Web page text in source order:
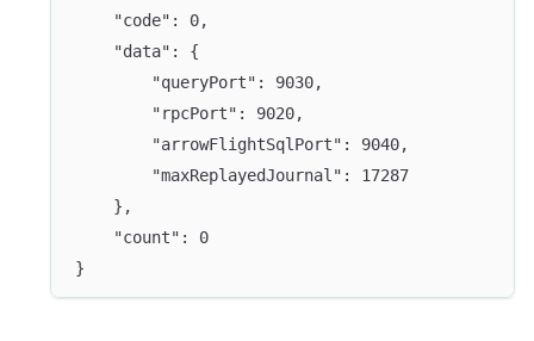
	"code": 0,
	"data": {
		"queryPort": 9030,
		"rpcPort": 9020,
        "arrowFlightSqlPort": 9040,
		"maxReplayedJournal": 17287
	},
	"count": 0
}